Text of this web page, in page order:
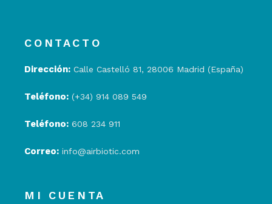
CONTACTO
Dirección: Calle Castelló 81, 28006 Madrid (España)
Teléfono: (+34) 914 089 549
Teléfono: 608 234 911
Correo: info@airbiotic.com
MI CUENTA